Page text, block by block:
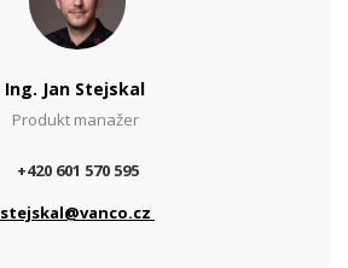
Ing. Jan Stejskal
Produkt manažer
+420 601 570 595
stejskal@vanco.cz